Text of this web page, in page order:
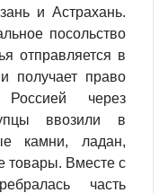
и Астрахань.
посольство
отправляется в
получает право
через
ввозили в
камни, ладан,
товары. Вместе с
часть